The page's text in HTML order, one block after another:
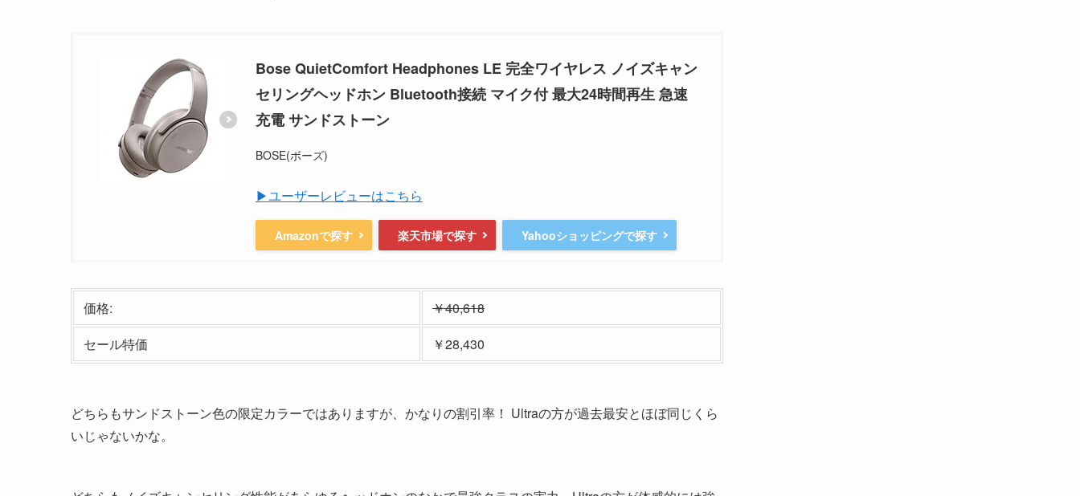
Bose QuietComfort Headphones LE 完全ワイヤレス ノイズキャン
セリングヘッドホン Bluetooth接続 マイク付 最大24時間再生 急速
充電 サンドストーン
BOSE(ボーズ)
▶ユーザーレビューはこちら
Amazonで探す 楽天市場で探す Yahooショッピングで探す
価格:
￥40,618
セール特価
￥28,430
どちらもサンドストーン色の限定カラーではありますが、かなりの割引率！ Ultraの方が過去最安とほぼ同じくら
いじゃないかな。